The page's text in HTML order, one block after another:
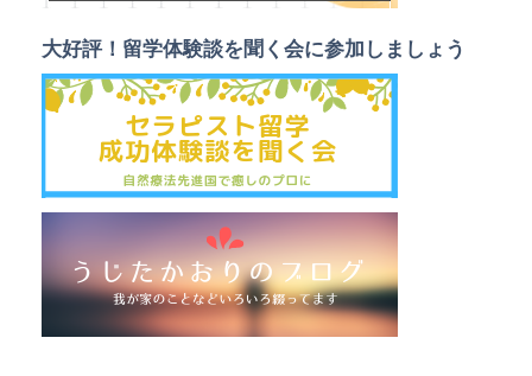
大好評！留学体験談を聞く会に参加しましょう